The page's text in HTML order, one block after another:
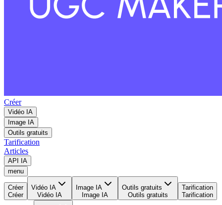
Créer
Vidéo IA
Image IA
Outils gratuits
Tarification
Articles
API IA
menu
Créer
Créer
Vidéo IA
Vidéo IA
Image IA
Image IA
Outils gratuits
Outils gratuits
Tarification
Tarification